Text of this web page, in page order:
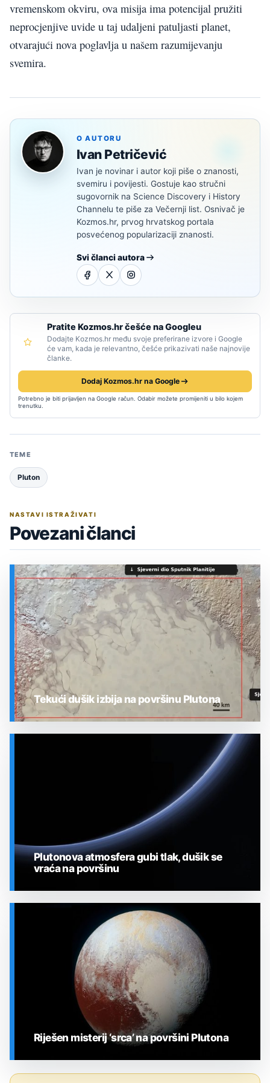
vremenskom okviru, ova misija ima potencijal pružiti
neprocjenjive uvide u taj udaljeni patuljasti planet,
otvarajući nova poglavlja u našem razumijevanju
svemira.
O AUTORU
Ivan Petričević
Ivan je novinar i autor koji piše o znanosti,
svemiru i povijesti. Gostuje kao stručni
sugovornik na Science Discovery i History
Channelu te piše za Večernji list. Osnivač je
Kozmos.hr, prvog hrvatskog portala
posvećenog popularizaciji znanosti.
Svi članci autora
Pratite Kozmos.hr češće na Googleu
Dodajte Kozmos.hr među svoje preferirane izvore i Google
će vam, kada je relevantno, češće prikazivati naše najnovije
članke.
Dodaj Kozmos.hr na Google
Potrebno je biti prijavljen na Google račun. Odabir možete promijeniti u bilo kojem
trenutku.
TEME
Pluton
NASTAVI ISTRAŽIVATI
Povezani članci
Tekući dušik izbija na površinu Plutona
Plutonova atmosfera gubi tlak, dušik se
vraća na površinu
Riješen misterij ‘srca’ na površini Plutona